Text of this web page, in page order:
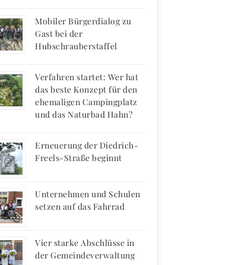
Mobiler Bürgerdialog zu
Gast bei der
Hubschrauberstaffel
Verfahren startet: Wer hat
das beste Konzept für den
ehemaligen Campingplatz
und das Naturbad Hahn?
Erneuerung der Diedrich-
Freels-Straße beginnt
Unternehmen und Schulen
setzen auf das Fahrrad
Vier starke Abschlüsse in
der Gemeindeverwaltung